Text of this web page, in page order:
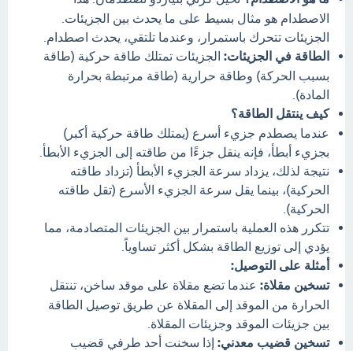
الاصطدام هو مثال بسيط على ما يحدث بين الجزيئات.
الجزيئات تتحرك باستمرار، وعندما تلتقي، يحدث اصطدام.
الطاقة في الجزيئات: الجزيئات تمتلك طاقة حركية (طاقة
بسبب الحركة) وطاقة حرارية (طاقة مرتبطة بحرارة
المادة).
كيف ينتقل الطاقة؟
عندما يصطدم جزيء أسرع (يمتلك طاقة حركية أكبر)
بجزيء أبطأ، فإنه ينقل جزءًا من طاقته إلى الجزيء الأبطأ.
نتيجة لذلك، يزداد سرعة الجزيء الأبطأ (تزداد طاقته
الحركية)، بينما يقل سرعة الجزيء الأسرع (تقل طاقته
الحركية).
تتكرر هذه العملية باستمرار بين الجزيئات المتصادمة، مما
يؤدي إلى توزيع الطاقة بشكل أكثر تساوياً.
أمثلة على التوصيل:
تسخين مقلاة: عندما تضع مقلاة على موقد ساخن، تنتقل
الحرارة من الموقد إلى المقلاة عن طريق توصيل الطاقة
بين جزيئات الموقد وجزيئات المقلاة.
تسخين قضيب معدني: إذا سخنت أحد طرفي قضيب